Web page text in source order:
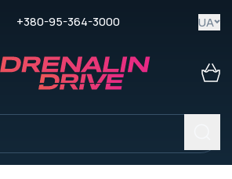
+380-95-364-3000 UA